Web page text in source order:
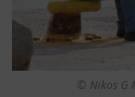
© Nikos G